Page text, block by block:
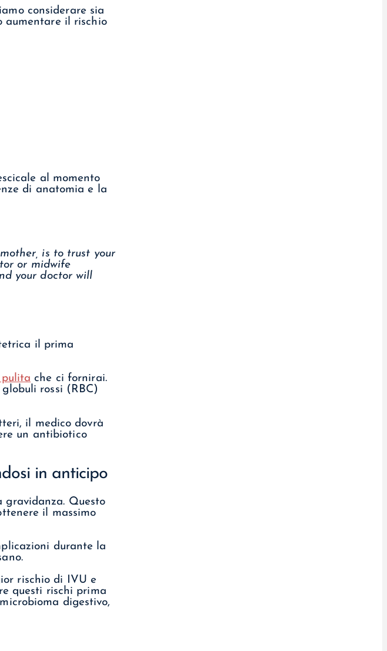
considerare sia
aumentare il rischio
al momento
di anatomia e la
is to trust your
or midwife
your doctor will
il prima
che ci fornirai.
rossi (RBC)
il medico dovrà
un antibiotico
in anticipo
gravidanza. Questo
il massimo
durante la
rischio di IVU e
questi rischi prima
digestivo,